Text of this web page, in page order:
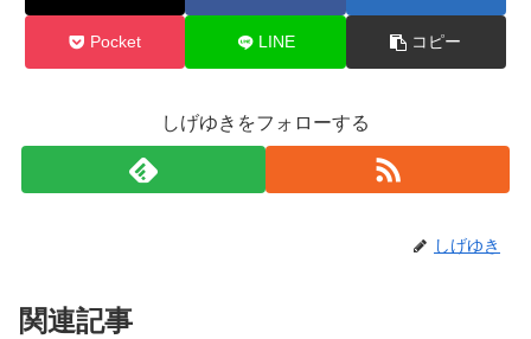
Pocket LINE コピー
しげゆきをフォローする
しげゆき
関連記事